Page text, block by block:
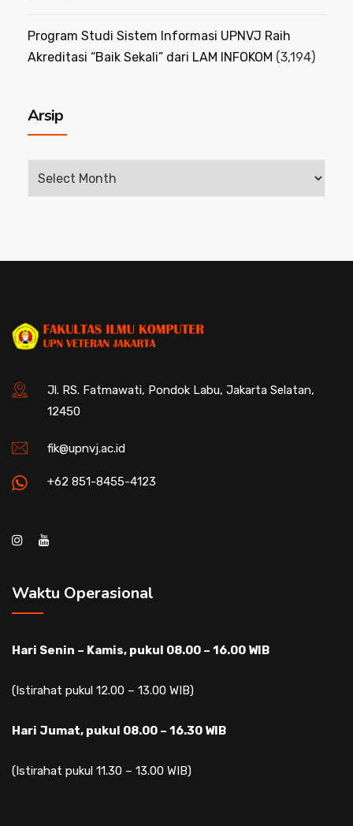
Program Studi Sistem Informasi UPNVJ Raih
Akreditasi “Baik Sekali” dari LAM INFOKOM (3,194)
Arsip
Arsip
Jl. RS. Fatmawati, Pondok Labu, Jakarta Selatan,
12450
fik@upnvj.ac.id
+62 851-8455-4123
Waktu Operasional
Hari Senin – Kamis, pukul 08.00 – 16.00 WIB
(Istirahat pukul 12.00 – 13.00 WIB)
Hari Jumat, pukul 08.00 – 16.30 WIB
(Istirahat pukul 11.30 – 13.00 WIB)